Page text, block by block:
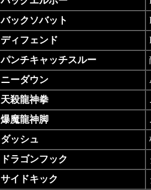
バックソバット
ディフェンド
パンチキャッチスルー
ニーダウン
天殺龍神拳
爆魔龍神脚
ダッシュ
ドラゴンフック
サイドキック